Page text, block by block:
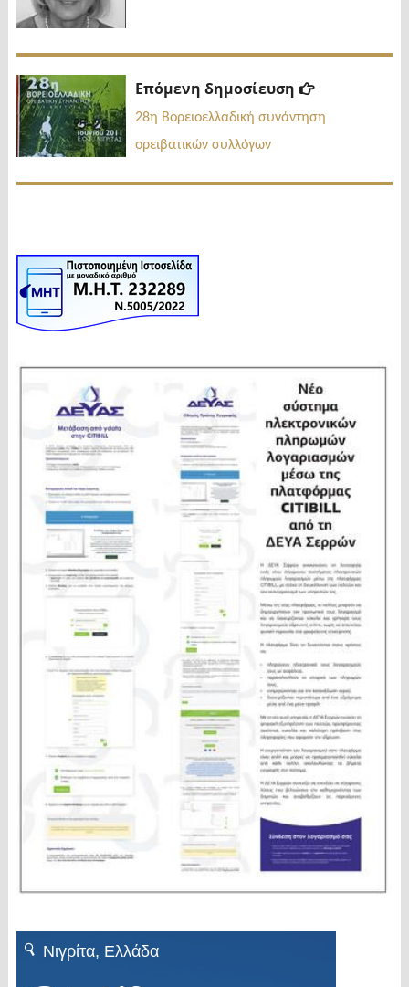
Επόμενη δημοσίευση
Επόμενη
28η Βορειοελλαδική συνάντηση
ορειβατικών συλλόγων